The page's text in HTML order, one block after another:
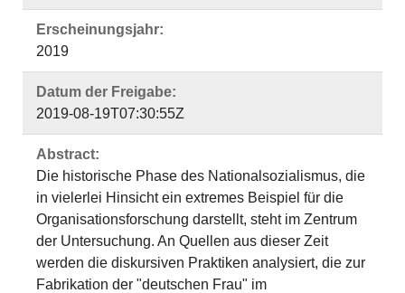
Erscheinungsjahr:
2019
Datum der Freigabe:
2019-08-19T07:30:55Z
Abstract:
Die historische Phase des Nationalsozialismus, die
in vielerlei Hinsicht ein extremes Beispiel für die
Organisationsforschung darstellt, steht im Zentrum
der Untersuchung. An Quellen aus dieser Zeit
werden die diskursiven Praktiken analysiert, die zur
Fabrikation der "deutschen Frau" im